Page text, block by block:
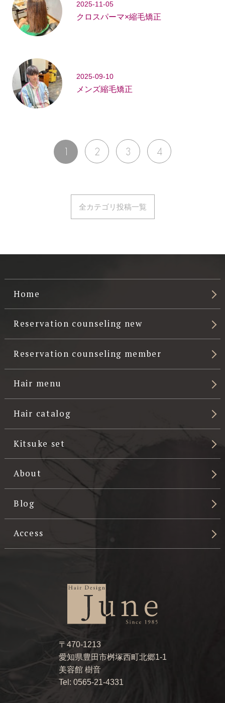
2025-11-05
クロスパーマ×縮毛矯正
2025-09-10
メンズ縮毛矯正
1 2 3 4
全カテゴリ投稿一覧
Home
Reservation counseling new
Reservation counseling member
Hair menu
Hair catalog
Kitsuke set
About
Blog
Access
〒470-1213
愛知県豊田市桝塚西町北郷1-1
美容館 樹音
Tel: 0565-21-4331